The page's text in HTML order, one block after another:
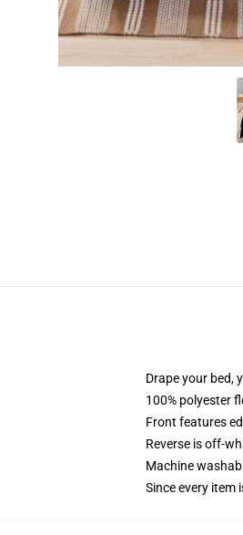
Drape your bed,
100% polyester
Front features
Reverse is off-
Machine
Since every item